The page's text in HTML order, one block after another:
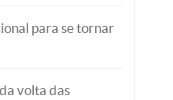
para se tornar
volta das